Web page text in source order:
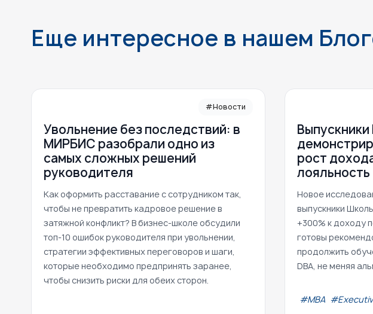
Еще интересное в нашем
#Новости
Увольнение без последствий: в
МИРБИС разобрали одно из
самых сложных решений
руководителя
Как оформить расставание с сотрудником так,
чтобы не превратить кадровое решение в
затяжной конфликт? В бизнес-школе обсудили
топ-10 ошибок руководителя при увольнении,
стратегии эффективных переговоров и шаги,
которые необходимо предпринять заранее,
чтобы снизить риски для обеих сторон.
рост
лояльность
Новое
выпускники
+300% к доходу
готовы
продолжить
DBA, не меняя
#МВА